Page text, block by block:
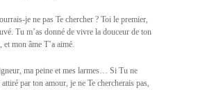
je ne pas Te chercher ? Toi le premier,
Tu m’as donné de vivre la douceur de ton
mon âme T’a aimé.
ma peine et mes larmes… Si Tu ne
attiré par ton amour, je ne Te chercherais pas,